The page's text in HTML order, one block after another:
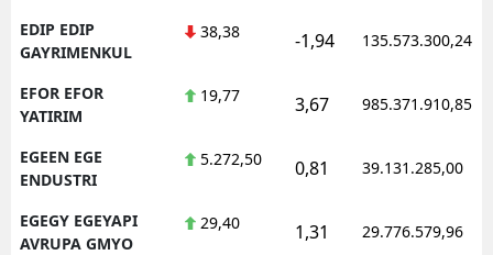
EDIP EDIP
GAYRIMENKUL
38,38 -1,94 135.573.300,24
EFOR EFOR
YATIRIM
19,77 3,67 985.371.910,85
EGEEN EGE
ENDUSTRI
5.272,50 0,81 39.131.285,00
EGEGY EGEYAPI
AVRUPA GMYO
29,40 1,31 29.776.579,96